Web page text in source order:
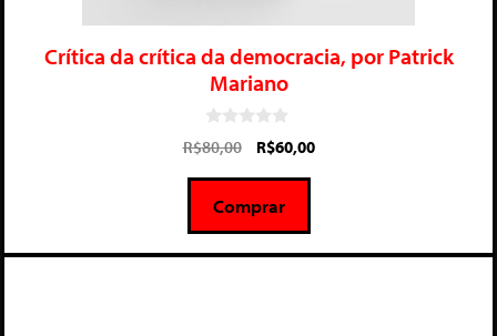
Crítica da crítica da democracia, por Patrick
Mariano
0
d
5
R$80,00 R$60,00
Comprar